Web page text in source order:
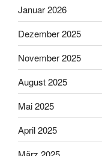
Januar 2026
Dezember 2025
November 2025
August 2025
Mai 2025
April 2025